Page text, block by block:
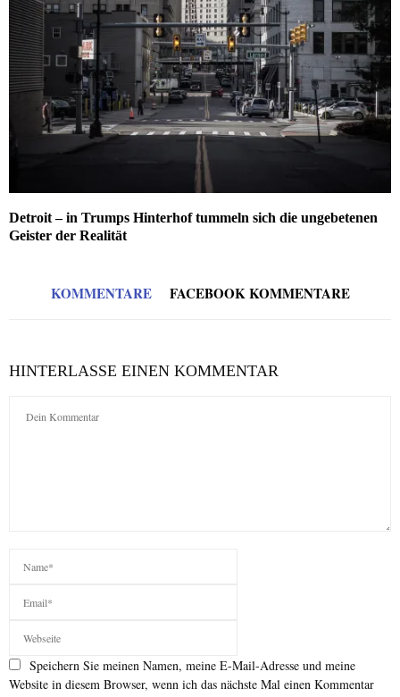
Detroit – in Trumps Hinterhof tummeln sich die ungebetenen
Geister der Realität
KOMMENTARE FACEBOOK KOMMENTARE
HINTERLASSE EINEN KOMMENTAR
Speichern Sie meinen Namen, meine E-Mail-Adresse und meine
Website in diesem Browser, wenn ich das nächste Mal einen Kommentar